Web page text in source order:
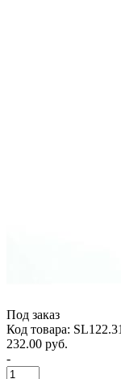
Под заказ
Код товара:
232.00 руб.
-